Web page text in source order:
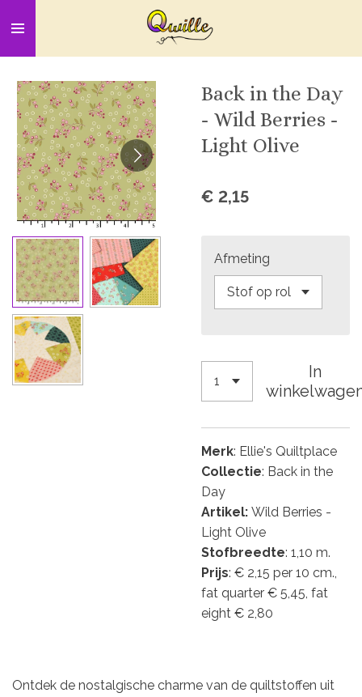
direct
naar
de
hoofdinhoud
Back in the Day
- Wild Berries -
Light Olive
€ 2,15
Afmeting
In
Merk: Ellie's Quiltplace
Collectie: Back in the
Day
Artikel: Wild Berries -
Light Olive
Stofbreedte: 1,10 m.
Prijs: € 2,15 per 10 cm.,
fat quarter € 5,45, fat
eight € 2,80
Ontdek de nostalgische charme van de quiltstoffen uit